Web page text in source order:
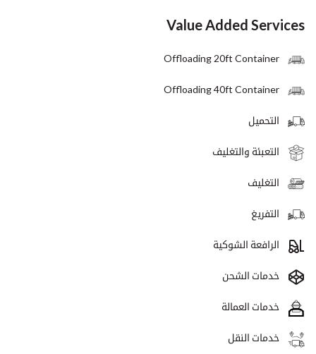
Value Added Services
Offloading 20ft Container
Offloading 40ft Container
التحميل
التعبئة والتغليف
التغليف
التفريغ
الرافعة الشوكية
خدمات الشحن
خدمات العمالة
خدمات النقل